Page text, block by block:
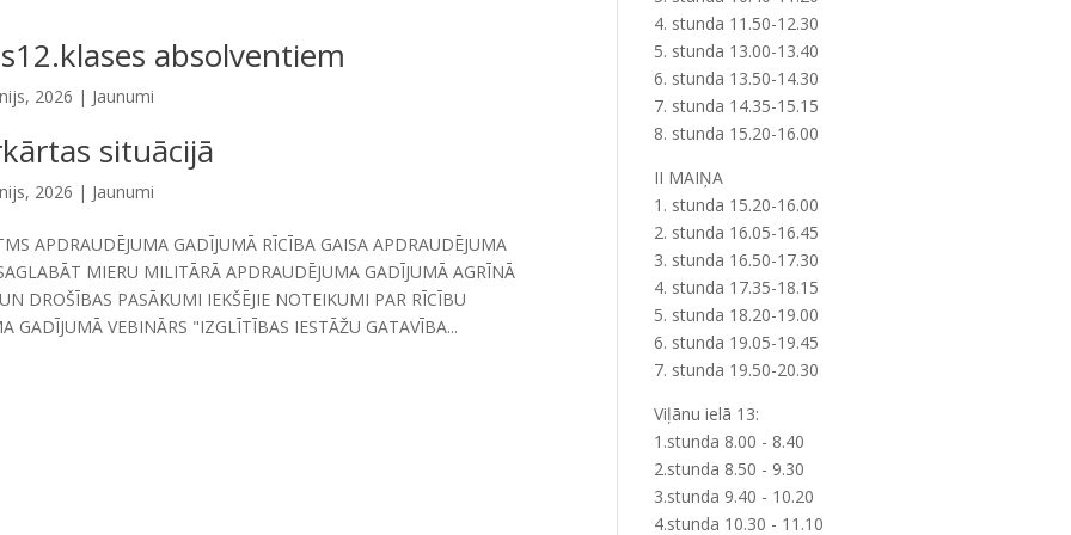
absolventiem
2026 | Jaunumi
situācijā
2026 | Jaunumi
APDRAUDĒJUMA GADĪJUMĀ RĪCĪBA GAISA APDRAUDĒJUMA
MIERU MILITĀRĀ APDRAUDĒJUMA GADĪJUMĀ AGRĪNĀ
DROŠĪBAS PASĀKUMI IEKŠĒJIE NOTEIKUMI PAR RĪCĪBU
GADĪJUMĀ VEBINĀRS "IZGLĪTĪBAS IESTĀŽU GATAVĪBA...
4. stunda 11.50-12.30
5. stunda 13.00-13.40
6. stunda 13.50-14.30
7. stunda 14.35-15.15
8. stunda 15.20-16.00
II MAIŅA
1. stunda 15.20-16.00
2. stunda 16.05-16.45
3. stunda 16.50-17.30
4. stunda 17.35-18.15
5. stunda 18.20-19.00
6. stunda 19.05-19.45
7. stunda 19.50-20.30
Viļānu ielā 13:
1.stunda 8.00 - 8.40
2.stunda 8.50 - 9.30
3.stunda 9.40 - 10.20
4.stunda 10.30 - 11.10